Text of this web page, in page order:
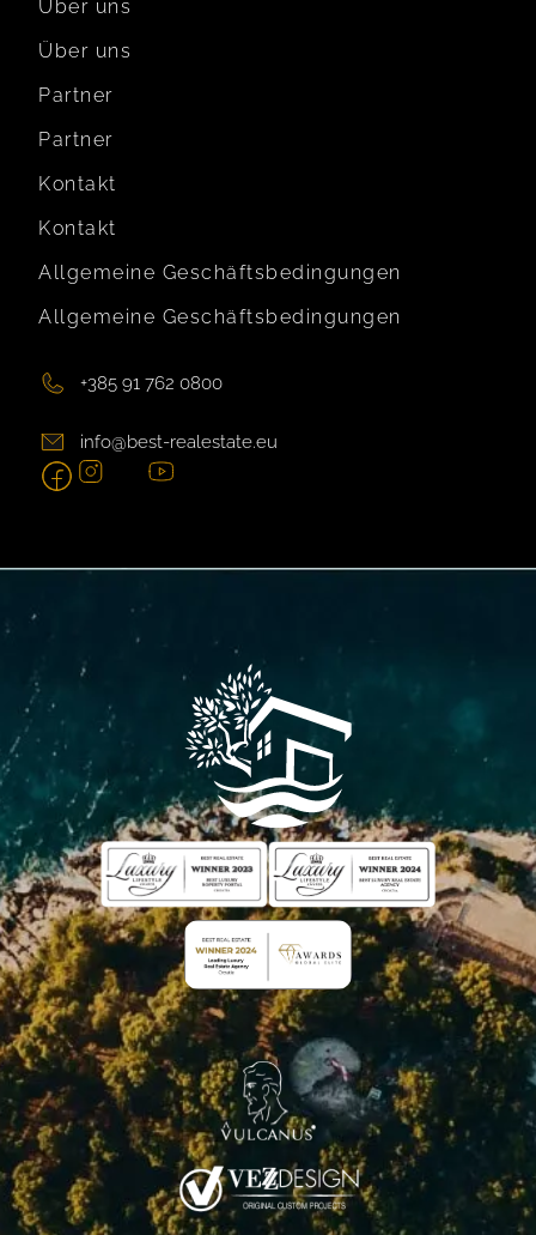
Über uns
Über uns
Partner
Partner
Kontakt
Kontakt
Allgemeine Geschäftsbedingungen
Allgemeine Geschäftsbedingungen
+385 91 762 0800
info@best-realestate.eu